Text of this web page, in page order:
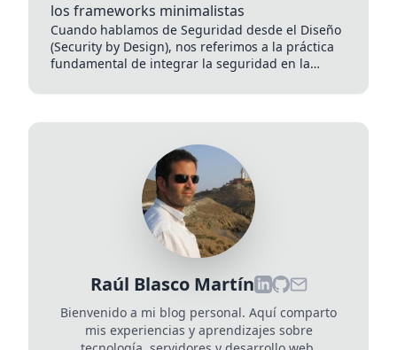
los frameworks minimalistas
Cuando hablamos de Seguridad desde el Diseño
(Security by Design), nos referimos a la práctica
fundamental de integrar la seguridad en la
Raúl Blasco Martín
Bienvenido a mi blog personal. Aquí comparto
mis experiencias y aprendizajes sobre